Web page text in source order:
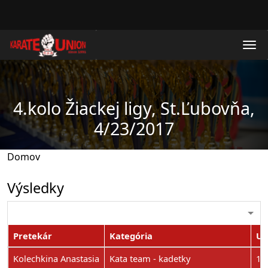
4.kolo Žiackej ligy, St.Ľubovňa,
4/23/2017
Domov
Výsledky
Pretekár Kategória
Kolechkina Anastasia
Kata team - kadetky